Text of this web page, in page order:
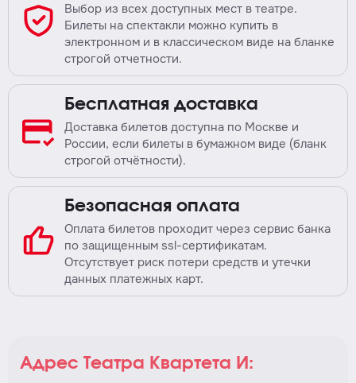
Выбор из всех доступных мест в театре.
Билеты на спектакли можно купить в
электронном и в классическом виде на бланке
строгой отчетности.
Бесплатная доставка
Доставка билетов доступна по Москве и
России, если билеты в бумажном виде (бланк
строгой отчётности).
Безопасная оплата
Оплата билетов проходит через сервис банка
по защищенным ssl-сертификатам.
Отсутствует риск потери средств и утечки
данных платежных карт.
Адрес Театра Квартета И: